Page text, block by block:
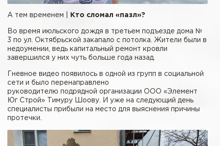
А тем временем | Кто сломал «пазл»?
Во время июльского дождя в третьем подъезде дома №
3 по ул. Октябрьской закапало с потолка. Жители были в
недоумении, ведь капитальный ремонт кровли
завершился у них чуть больше года назад.
Гневное видео появилось в одной из групп в социальной
сети и было перенаправлено
руководителю подрядной организации ООО «Элемент
Юг Строй» Тимуру Шоову. И уже на следующий день
специалисты прибыли на место для выяснения причины
протечки.